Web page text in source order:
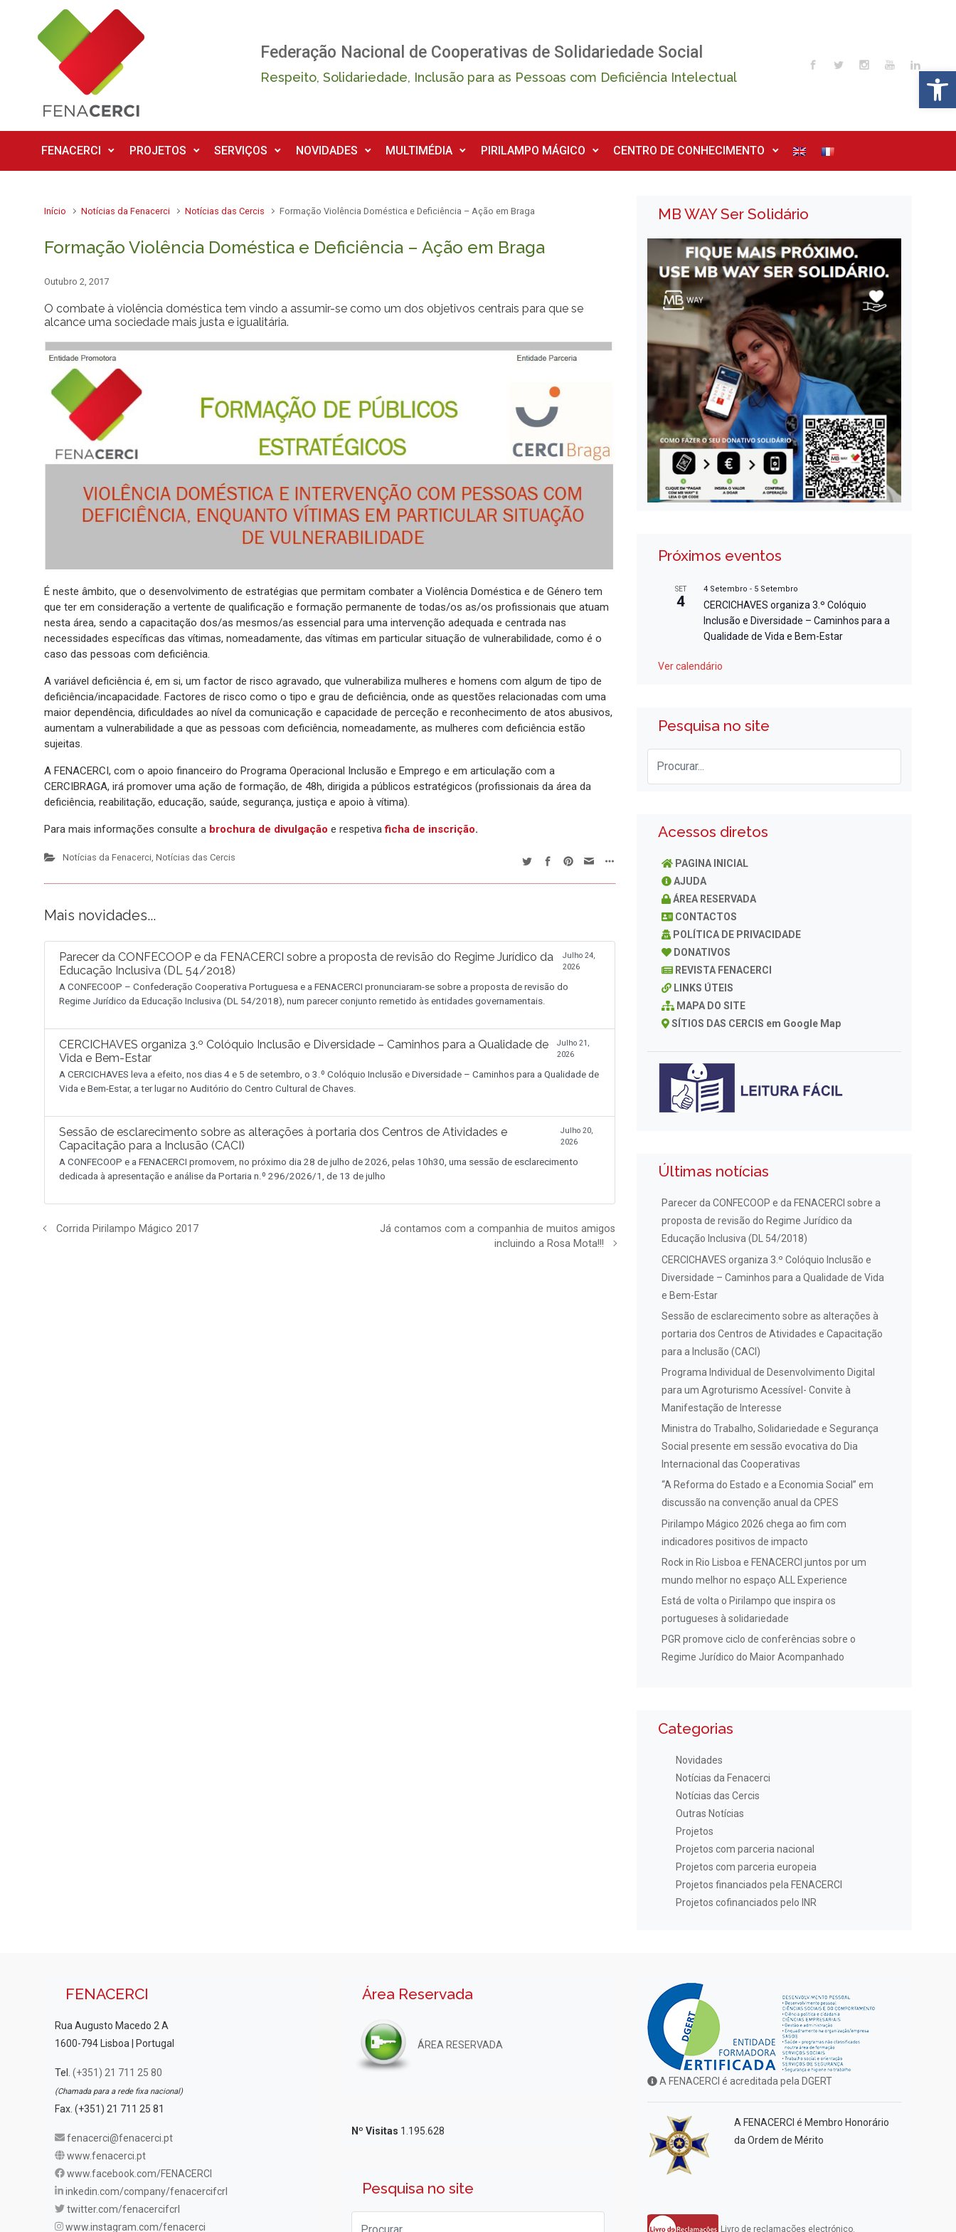
Skip to main content
Federação Nacional de Cooperativas de Solidariedade Social
Respeito, Solidariedade, Inclusão para as Pessoas com Deficiência Intelectual
FENACERCI PROJETOS SERVIÇOS NOVIDADES MULTIMÉDIA PIRILAMPO MÁGICO CENTRO DE CONHECIMENTO
Início Notícias da Fenacerci Notícias das Cercis Formação Violência Doméstica e Deficiência – Ação em Braga
Formação Violência Doméstica e Deficiência – Ação em Braga
Outubro 2, 2017
O combate à violência doméstica tem vindo a assumir-se como um dos objetivos centrais para que se
alcance uma sociedade mais justa e igualitária.
É neste âmbito, que o desenvolvimento de estratégias que permitam combater a Violência Doméstica e de Género tem
que ter em consideração a vertente de qualificação e formação permanente de todas/os as/os profissionais que atuam
nesta área, sendo a capacitação dos/as mesmos/as essencial para uma intervenção adequada e centrada nas
necessidades específicas das vítimas, nomeadamente, das vítimas em particular situação de vulnerabilidade, como é o
caso das pessoas com deficiência.
A variável deficiência é, em si, um factor de risco agravado, que vulnerabiliza mulheres e homens com algum de tipo de
deficiência/incapacidade. Factores de risco como o tipo e grau de deficiência, onde as questões relacionadas com uma
maior dependência, dificuldades ao nível da comunicação e capacidade de perceção e reconhecimento de atos abusivos,
aumentam a vulnerabilidade a que as pessoas com deficiência, nomeadamente, as mulheres com deficiência estão
sujeitas.
A FENACERCI, com o apoio financeiro do Programa Operacional Inclusão e Emprego e em articulação com a
CERCIBRAGA, irá promover uma ação de formação, de 48h, dirigida a públicos estratégicos (profissionais da área da
deficiência, reabilitação, educação, saúde, segurança, justiça e apoio à vítima).
Para mais informações consulte a brochura de divulgação e respetivaficha de inscrição.
Notícias da Fenacerci Notícias das Cercis
Mais novidades...
Parecer da CONFECOOP e da FENACERCI sobre a proposta de revisão do Regime Jurídico da
Educação Inclusiva (DL 54/2018)
Julho 24,
2026
A CONFECOOP – Confederação Cooperativa Portuguesa e a FENACERCI pronunciaram-se sobre a proposta de revisão do
Regime Jurídico da Educação Inclusiva (DL 54/2018), num parecer conjunto remetido às entidades governamentais.
CERCICHAVES organiza 3.º Colóquio Inclusão e Diversidade – Caminhos para a Qualidade de
Vida e Bem-Estar
Julho 21,
2026
A CERCICHAVES leva a efeito, nos dias 4 e 5 de setembro, o 3.º Colóquio Inclusão e Diversidade – Caminhos para a Qualidade de
Vida e Bem-Estar, a ter lugar no Auditório do Centro Cultural de Chaves.
Sessão de esclarecimento sobre as alterações à portaria dos Centros de Atividades e
Capacitação para a Inclusão (CACI)
Julho 20,
2026
A CONFECOOP e a FENACERCI promovem, no próximo dia 28 de julho de 2026, pelas 10h30, uma sessão de esclarecimento
dedicada à apresentação e análise da Portaria n.º 296/2026/1, de 13 de julho
Corrida Pirilampo Mágico 2017
Já contamos com a companhia de muitos amigos
incluindo a Rosa Mota!!!
MB WAY Ser Solidário
Próximos eventos
SET
4
4 Setembro - 5 Setembro
CERCICHAVES organiza 3.º Colóquio
Inclusão e Diversidade – Caminhos para a
Qualidade de Vida e Bem-Estar
Ver calendário
Pesquisa no site
Acessos diretos
PAGINA INICIAL
AJUDA
ÁREA RESERVADA
CONTACTOS
POLÍTICA DE PRIVACIDADE
DONATIVOS
REVISTA FENACERCI
LINKS ÚTEIS
MAPA DO SITE
SÍTIOS DAS CERCIS em Google Map
Últimas notícias
Parecer da CONFECOOP e da FENACERCI sobre a
proposta de revisão do Regime Jurídico da
Educação Inclusiva (DL 54/2018)
CERCICHAVES organiza 3.º Colóquio Inclusão e
Diversidade – Caminhos para a Qualidade de Vida
e Bem-Estar
Sessão de esclarecimento sobre as alterações à
portaria dos Centros de Atividades e Capacitação
para a Inclusão (CACI)
Programa Individual de Desenvolvimento Digital
para um Agroturismo Acessível- Convite à
Manifestação de Interesse
Ministra do Trabalho, Solidariedade e Segurança
Social presente em sessão evocativa do Dia
Internacional das Cooperativas
“A Reforma do Estado e a Economia Social” em
discussão na convenção anual da CPES
Pirilampo Mágico 2026 chega ao fim com
indicadores positivos de impacto
Rock in Rio Lisboa e FENACERCI juntos por um
mundo melhor no espaço ALL Experience
Está de volta o Pirilampo que inspira os
portugueses à solidariedade
PGR promove ciclo de conferências sobre o
Regime Jurídico do Maior Acompanhado
Categorias
Novidades
Notícias da Fenacerci
Notícias das Cercis
Outras Notícias
Projetos
Projetos com parceria nacional
Projetos com parceria europeia
Projetos financiados pela FENACERCI
Projetos cofinanciados pelo INR
FENACERCI
Rua Augusto Macedo 2 A
1600-794 Lisboa | Portugal
Tel. (+351) 21 711 25 80
(Chamada para a rede fixa nacional)
Fax. (+351) 21 711 25 81
fenacerci@fenacerci.pt
www.fenacerci.pt
www.facebook.com/FENACERCI
inkedin.com/company/fenacercifcrl
twitter.com/fenacercifcrl
www.instagram.com/fenacerci
Área Reservada
ÁREA RESERVADA
Nº Visitas 1.195.628
Pesquisa no site
A FENACERCI é acreditada pela DGERT
A FENACERCI é Membro Honorário
da Ordem de Mérito
Livro de reclamações electrónico.